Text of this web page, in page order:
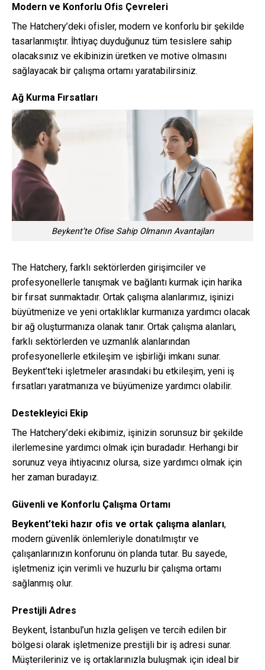
Modern ve Konforlu Ofis Çevreleri
The Hatchery’deki ofisler, modern ve konforlu bir şekilde
tasarlanmıştır. İhtiyaç duyduğunuz tüm tesislere sahip
olacaksınız ve ekibinizin üretken ve motive olmasını
sağlayacak bir çalışma ortamı yaratabilirsiniz.
Ağ Kurma Fırsatları
Beykent’te Ofise Sahip Olmanın Avantajları
The Hatchery, farklı sektörlerden girişimciler ve
profesyonellerle tanışmak ve bağlantı kurmak için harika
bir fırsat sunmaktadır. Ortak çalışma alanlarımız, işinizi
büyütmenize ve yeni ortaklıklar kurmanıza yardımcı olacak
bir ağ oluşturmanıza olanak tanır. Ortak çalışma alanları,
farklı sektörlerden ve uzmanlık alanlarından
profesyonellerle etkileşim ve işbirliği imkanı sunar.
Beykent’teki işletmeler arasındaki bu etkileşim, yeni iş
fırsatları yaratmanıza ve büyümenize yardımcı olabilir.
Destekleyici Ekip
The Hatchery’deki ekibimiz, işinizin sorunsuz bir şekilde
ilerlemesine yardımcı olmak için buradadır. Herhangi bir
sorunuz veya ihtiyacınız olursa, size yardımcı olmak için
her zaman buradayız.
Güvenli ve Konforlu Çalışma Ortamı
Beykent’teki hazır ofis ve ortak çalışma alanları,
modern güvenlik önlemleriyle donatılmıştır ve
çalışanlarınızın konforunu ön planda tutar. Bu sayede,
işletmeniz için verimli ve huzurlu bir çalışma ortamı
sağlanmış olur.
Prestijli Adres
Beykent, İstanbul’un hızla gelişen ve tercih edilen bir
bölgesi olarak işletmenize prestijli bir iş adresi sunar.
Müşterileriniz ve iş ortaklarınızla buluşmak için ideal bir